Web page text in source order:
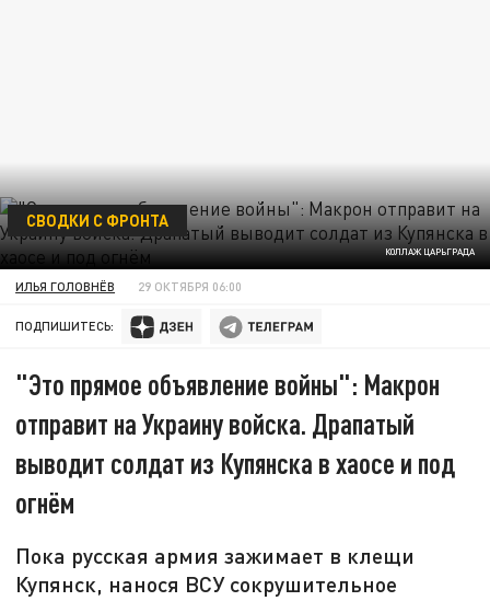
КОЛЛАЖ ЦАРЬГРАДА
СВОДКИ С ФРОНТА
ИЛЬЯ ГОЛОВНЁВ 29 ОКТЯБРЯ 06:00
ПОДПИШИТЕСЬ:
"Это прямое объявление войны": Макрон
отправит на Украину войска. Драпатый
выводит солдат из Купянска в хаосе и под
огнём
Пока русская армия зажимает в клещи
Купянск, нанося ВСУ сокрушительное